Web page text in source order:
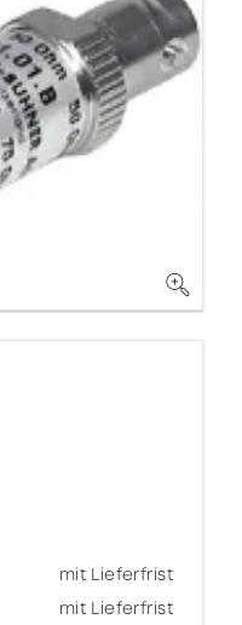
mit Lieferfrist
mit Lieferfrist